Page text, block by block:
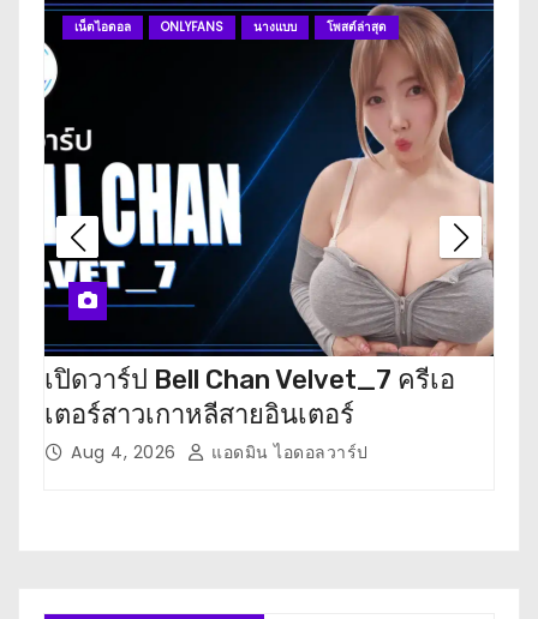
เน็ตไอดอล ONLYFANS นางแบบ โพสต์ล่าสุด
เปิดวาร์ป Bell Chan Velvet_7 ครีเอ
เตอร์สาวเกาหลีสายอินเตอร์
Aug 4, 2026 แอดมิน ไอดอลวาร์ป